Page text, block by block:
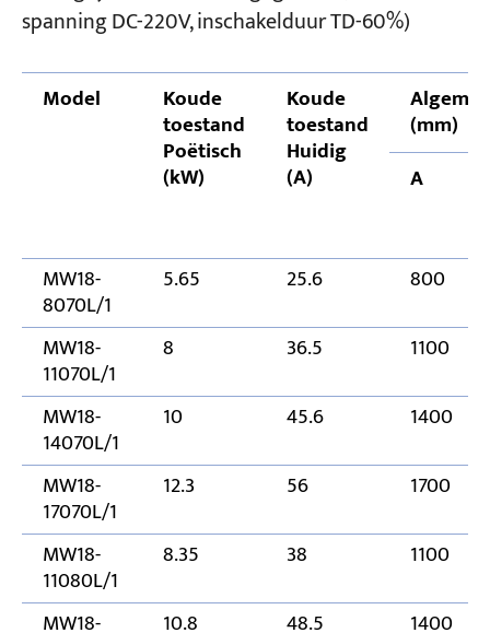
spanning DC-220V, inschakelduur TD-60%)
Model Koude
toestand
Poëtisch
(kW)
Koude
toestand
Huidig
(A)
(mm)
A
MW18-
8070L/1
5.65 25.6 800
MW18-
11070L/1
8 36.5 1100
MW18-
14070L/1
10 45.6 1400
MW18-
17070L/1
12.3 56 1700
MW18-
11080L/1
8.35 38 1100
MW18- 10.8 48.5 1400